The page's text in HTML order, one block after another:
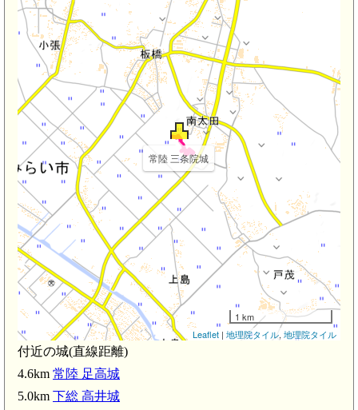
常陸 三条院城
1 km
Leaflet | 地理院タイル, 地理院タイル
付近の城(直線距離)
4.6km 常陸 足高城
5.0km 下総 高井城